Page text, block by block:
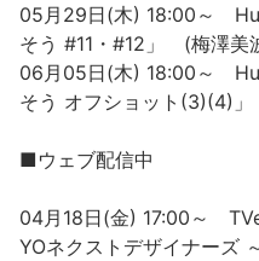
05月29日(木) 18:00～
そう #11・#12」 (梅澤美
06月05日(木) 18:00～
そう オフショット(3)(4)
■ウェブ配信中
04月18日(金) 17:00～
YOネクストデザイナーズ